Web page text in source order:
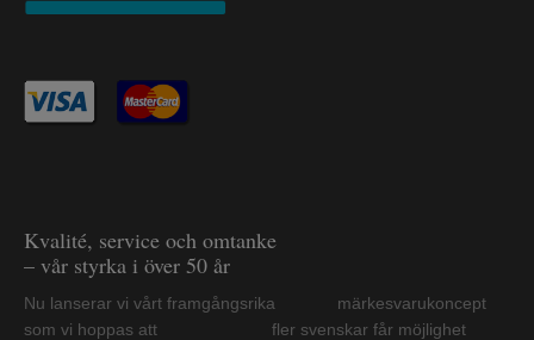
Kvalité, service och omtanke
– vår styrka i över 50 år
Nu lanserar vi vårt framgångsrika märkesvarukoncept
som vi hoppas att fler svenskar får möjlighet